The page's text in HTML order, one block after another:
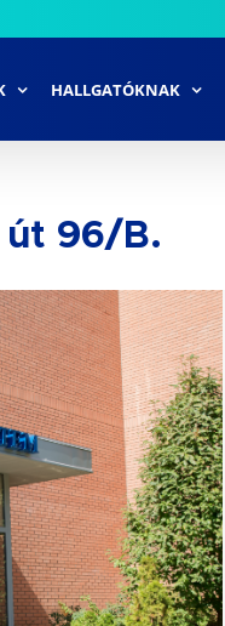
HALLGATÓKNAK
út 96/B.